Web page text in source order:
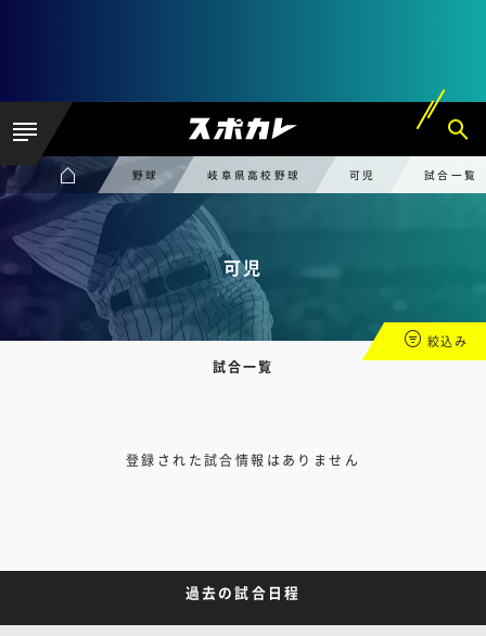
野球 岐阜県高校野球 可児 試合一覧
可児
試合一覧
絞込み
登録された試合情報はありません
過去の試合日程